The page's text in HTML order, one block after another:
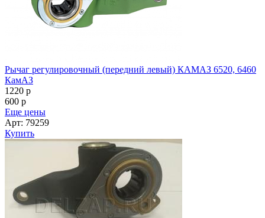
Рычаг регулировочный (передний левый) КАМАЗ 6520, 6460
КамАЗ
1220 p
600 p
Еще цены
Арт: 79259
Купить